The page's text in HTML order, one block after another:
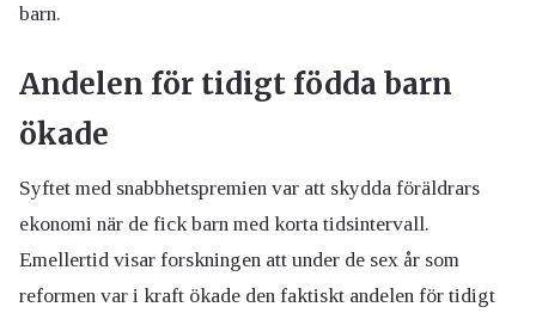
barn.
Andelen för tidigt födda barn
ökade
Syftet med snabbhetspremien var att skydda föräldrars
ekonomi när de fick barn med korta tidsintervall.
Emellertid visar forskningen att under de sex år som
reformen var i kraft ökade den faktiskt andelen för tidigt